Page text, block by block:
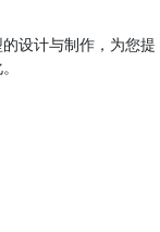
设计与制作，为您提